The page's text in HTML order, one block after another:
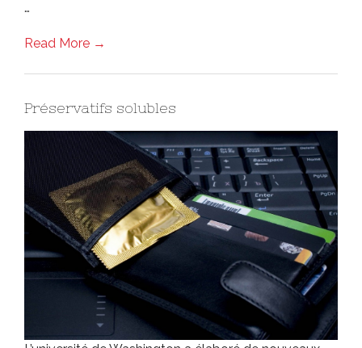
…
Read More →
Préservatifs solubles